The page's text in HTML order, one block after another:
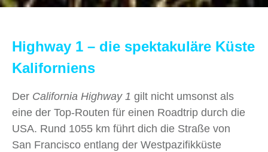
Highway 1 – die spektakuläre Küste
Kaliforniens
Der California Highway 1 gilt nicht umsonst als
eine der Top-Routen für einen Roadtrip durch die
USA. Rund 1055 km führt dich die Straße von
San Francisco entlang der Westpazifikküste